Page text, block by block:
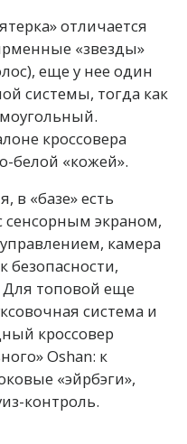
отличается
«звезды»
еще у нее один
системы, тогда как
кроссовера
белой «кожей».
в «базе» есть
сенсорным экраном,
камера
безопасности,
топовой еще
система и
кроссовер
Oshan: к
«эйрбэги»,
контроль.